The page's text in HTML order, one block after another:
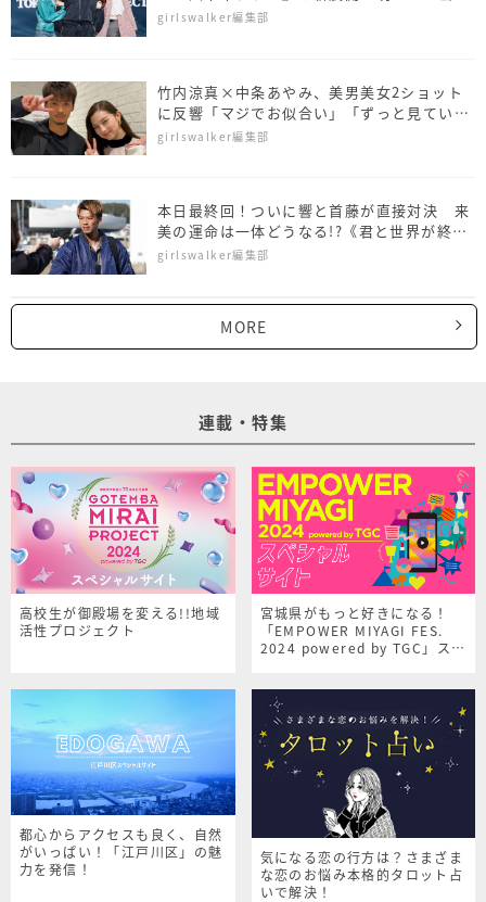
大興奮！
girlswalker編集部
竹内涼真×中条あやみ、美男美女2ショット
に反響「マジでお似合い」「ずっと見ていた
い」
girlswalker編集部
本日最終回！ついに響と首藤が直接対決 来
美の運命は一体どうなる!?《君と世界が終わ
る日に最終回あらすじ》
girlswalker編集部
MORE
連載・特集
高校生が御殿場を変える!!地域
活性プロジェクト
宮城県がもっと好きになる！
「EMPOWER MIYAGI FES.
2024 powered by TGC」スペ
都心からアクセスも良く、自然
がいっぱい！「江戸川区」の魅
力を発信！
気になる恋の行方は？さまざま
な恋のお悩み本格的タロット占
いで解決！